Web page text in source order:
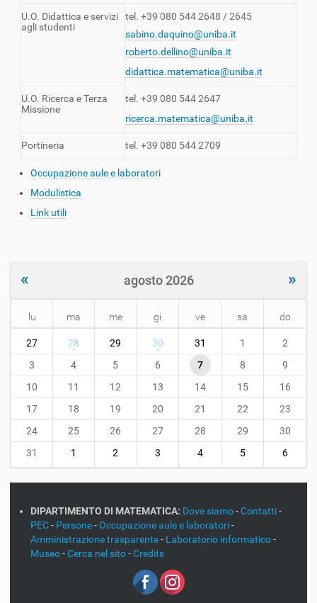
U.O. Didattica e servizi
agli studenti
tel. +39 080 544 2648 / 2645
sabino.daquino@uniba.it
roberto.dellino@uniba.it
didattica.matematica@uniba.it
U.O. Ricerca e Terza
Missione
tel. +39 080 544 2647
ricerca.matematica@uniba.it
Portineria tel. +39 080 544 2709
Occupazione aule e laboratori
Modulistica
Link utili
« agosto 2026 »
t
8
lu ma me gi ve sa do
27 28 29 30 31 1
2
3
4 5 6 7 8
9
10
11 12 13 14 15
16
17
18 19 20 21 22
23
24
25 26 27 28 29
30
31
1 2 3 4 5 6
DIPARTIMENTO DI MATEMATICA: Dove siamo-Contatti-
PEC- Persone-Occupazione aule e laboratori-
Amministrazione trasparente- Laboratorio informatico-
Museo-Cerca nel sito-Credits